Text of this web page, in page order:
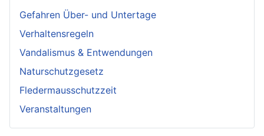
Gefahren Über- und Untertage
Verhaltensregeln
Vandalismus & Entwendungen
Naturschutzgesetz
Fledermausschutzzeit
Veranstaltungen